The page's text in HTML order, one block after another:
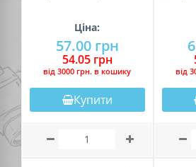
Ціна:
57.00 грн
54.05 грн
вiд 3000 грн. в кошику
Купити
вiд